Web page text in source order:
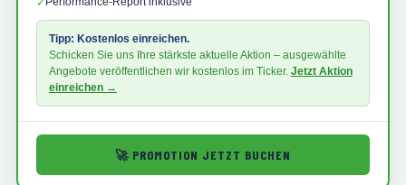
✓
Tipp: Kostenlos einreichen.
Schicken Sie uns Ihre stärkste aktuelle Aktion – ausgewählte
Angebote veröffentlichen wir kostenlos im Ticker. Jetzt Aktion
einreichen →
🚀 PROMOTION JETZT BUCHEN